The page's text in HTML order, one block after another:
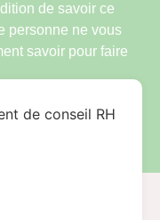
de savoir ce
personne ne vous
savoir pour faire